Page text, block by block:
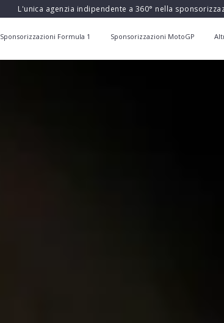
L'unica agenzia indipendente a 360° nella
Sponsorizzazioni Formula 1 Sponsorizzazioni MotoGP